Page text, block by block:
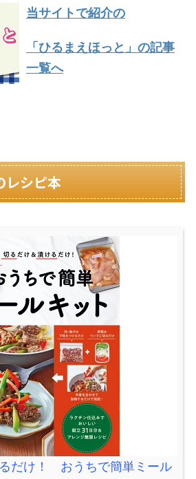
当サイトで紹介の
「ひるまえほっと」の記事
一覧へ
レシピ本
だけ！ おうちで簡単ミール